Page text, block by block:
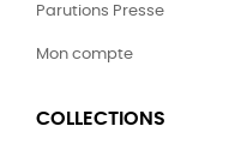
Parutions Presse
Mon compte
COLLECTIONS